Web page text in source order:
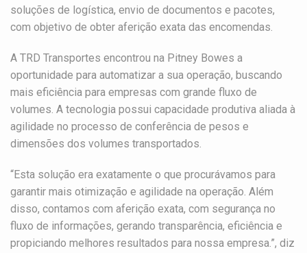
soluções de logística, envio de documentos e pacotes,
com objetivo de obter aferição exata das encomendas.
A TRD Transportes encontrou na Pitney Bowes a
oportunidade para automatizar a sua operação, buscando
mais eficiência para empresas com grande fluxo de
volumes. A tecnologia possui capacidade produtiva aliada à
agilidade no processo de conferência de pesos e
dimensões dos volumes transportados.
“Esta solução era exatamente o que procurávamos para
garantir mais otimização e agilidade na operação. Além
disso, contamos com aferição exata, com segurança no
fluxo de informações, gerando transparência, eficiência e
propiciando melhores resultados para nossa empresa.”, diz